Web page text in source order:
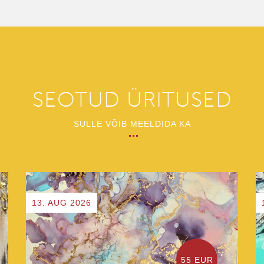
SEOTUD ÜRITUSED
SULLE VÕIB MEELDIDA KA
13. AUG 2026
55 EUR